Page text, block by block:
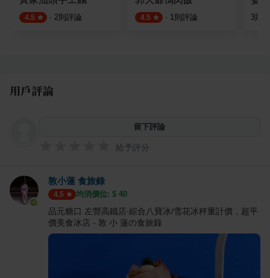
4.5 · 2則評論 4.5 · 1則評論 3則
用戶評論
留下評論
給予評分
敦小蓮 食旅錄
4.5 均消價位: $ 40
品元糖口 左營高鐵店‧綜合八寶冰/雪花冰秤重計價，超平
價美食冰店 - 敦 小 蓮の食旅錄